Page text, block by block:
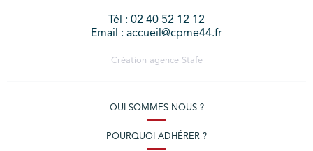
Tél : 02 40 52 12 12
Email : accueil@cpme44.fr
Création agence Stafe
QUI SOMMES-NOUS ?
POURQUOI ADHÉRER ?